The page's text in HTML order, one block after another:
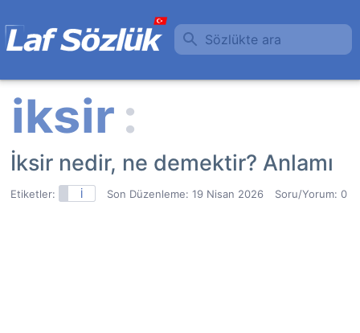
Sözlükte ara
İksir nedir, ne demektir? Anlamı
Etiketler: İ Son Düzenleme: 19 Nisan 2026 Soru/Yorum: 0